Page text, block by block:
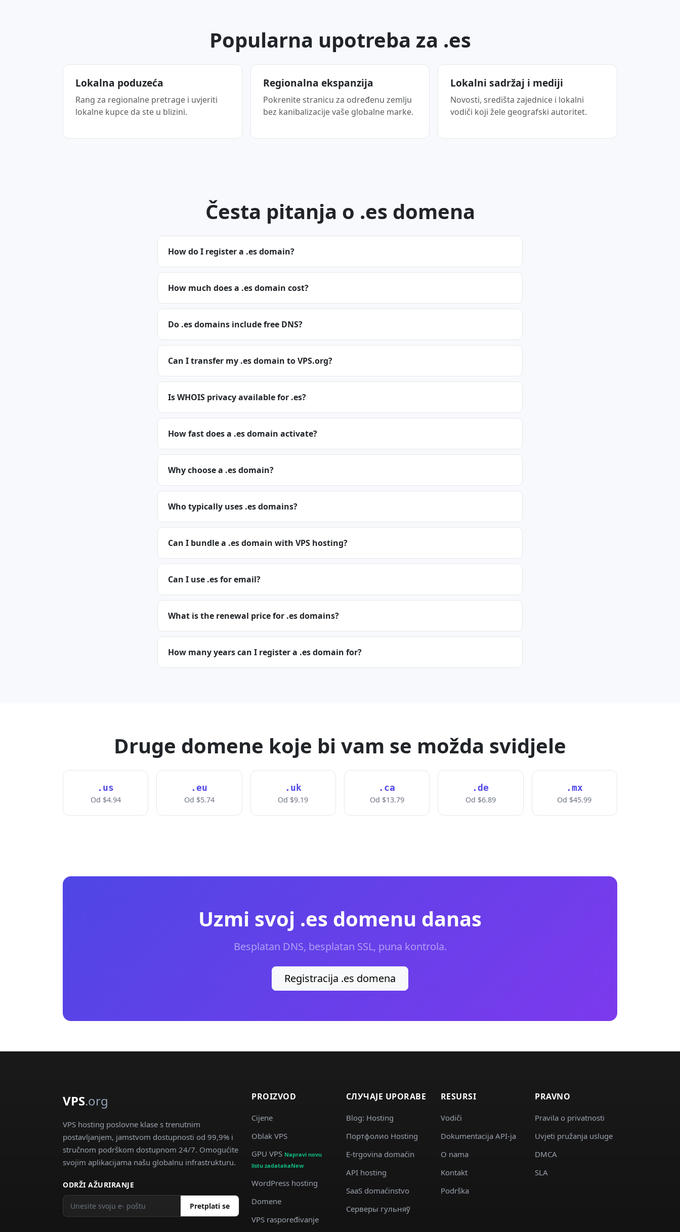
Popularna upotreba za .es
Lokalna poduzeća
Rang za regionalne pretrage i uvjeriti
lokalne kupce da ste u blizini.
Regionalna ekspanzija
Pokrenite stranicu za određenu zemlju
bez kanibalizacije vaše globalne marke.
Lokalni sadržaj i mediji
Novosti, središta zajednice i lokalni
vodiči koji žele geografski autoritet.
Česta pitanja o .es domena
How do I register a .es domain?
How much does a .es domain cost?
Do .es domains include free DNS?
Can I transfer my .es domain to VPS.org?
Is WHOIS privacy available for .es?
How fast does a .es domain activate?
Why choose a .es domain?
Who typically uses .es domains?
Can I bundle a .es domain with VPS hosting?
Can I use .es for email?
What is the renewal price for .es domains?
How many years can I register a .es domain for?
Druge domene koje bi vam se možda svidjele
.us
Od $4.94
.eu
Od $5.74
.uk
Od $9.19
.ca
Od $13.79
.de
Od $6.89
.mx
Od $45.99
Uzmi svoj .es domenu danas
Besplatan DNS, besplatan SSL, puna kontrola.
Registracija .es domena
VPS.org
VPS hosting poslovne klase s trenutnim
postavljanjem, jamstvom dostupnosti od 99,9% i
stručnom podrškom dostupnom 24/7. Omogućite
svojim aplikacijama našu globalnu infrastrukturu.
ODRŽI AŽURIRANJE
Pretplati se
PROIZVOD
Cijene
Oblak VPS
GPU VPS Napravi novu
listu zadatakaNew
WordPress hosting
Domene
VPS raspoređivanje
СЛУЧАJE UPORABE
Blog: Hosting
Портфолио Hosting
E-trgovina domaćin
API hosting
SaaS domaćinstvo
Серверы гульняў
RESURSI
Vodiči
Dokumentacija API-ja
O nama
Kontakt
Podrška
PRAVNO
Pravila o privatnosti
Uvjeti pružanja usluge
DMCA
SLA